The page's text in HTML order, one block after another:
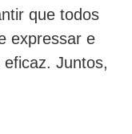
que todos
expressar e
Juntos,